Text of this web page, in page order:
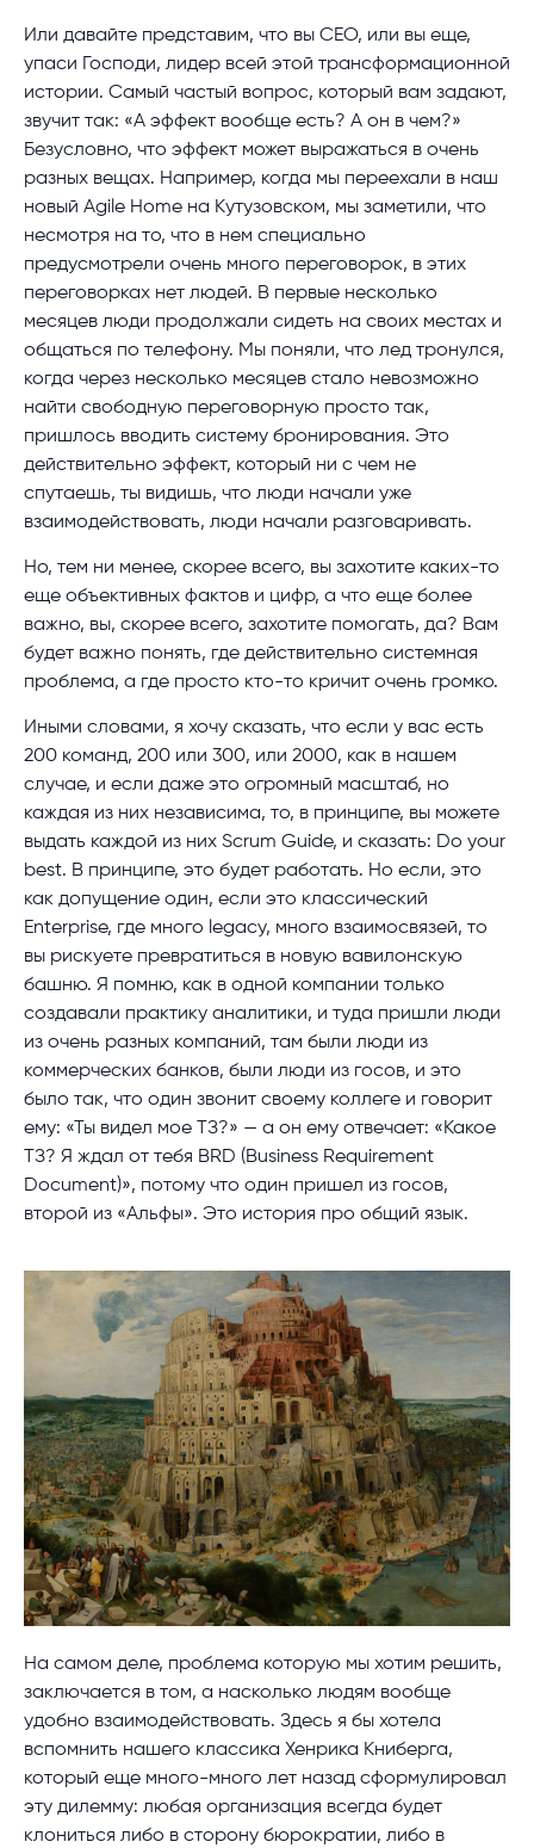
Или давайте представим, что вы СЕО, или вы еще,
упаси Господи, лидер всей этой трансформационной
истории. Самый частый вопрос, который вам задают,
звучит так: «А эффект вообще есть? А он в чем?»
Безусловно, что эффект может выражаться в очень
разных вещах. Например, когда мы переехали в наш
новый Agile Home на Кутузовском, мы заметили, что
несмотря на то, что в нем специально
предусмотрели очень много переговорок, в этих
переговорках нет людей. В первые несколько
месяцев люди продолжали сидеть на своих местах и
общаться по телефону. Мы поняли, что лед тронулся,
когда через несколько месяцев стало невозможно
найти свободную переговорную просто так,
пришлось вводить систему бронирования. Это
действительно эффект, который ни с чем не
спутаешь, ты видишь, что люди начали уже
взаимодействовать, люди начали разговаривать.
Но, тем ни менее, скорее всего, вы захотите каких-то
еще объективных фактов и цифр, а что еще более
важно, вы, скорее всего, захотите помогать, да? Вам
будет важно понять, где действительно системная
проблема, а где просто кто-то кричит очень громко.
Иными словами, я хочу сказать, что если у вас есть
200 команд, 200 или 300, или 2000, как в нашем
случае, и если даже это огромный масштаб, но
каждая из них независима, то, в принципе, вы можете
выдать каждой из них Scrum Guide, и сказать: Do your
best. В принципе, это будет работать. Но если, это
как допущение один, если это классический
Enterprise, где много legacy, много взаимосвязей, то
вы рискуете превратиться в новую вавилонскую
башню. Я помню, как в одной компании только
создавали практику аналитики, и туда пришли люди
из очень разных компаний, там были люди из
коммерческих банков, были люди из госов, и это
было так, что один звонит своему коллеге и говорит
ему: «Ты видел мое ТЗ?» — а он ему отвечает: «Какое
ТЗ? Я ждал от тебя BRD (Business Requirement
Document)», потому что один пришел из госов,
второй из «Альфы». Это история про общий язык.
На самом деле, проблема которую мы хотим решить,
заключается в том, а насколько людям вообще
удобно взаимодействовать. Здесь я бы хотела
вспомнить нашего классика Хенрика Книберга,
который еще много-много лет назад сформулировал
эту дилемму: любая организация всегда будет
клониться либо в сторону бюрократии, либо в